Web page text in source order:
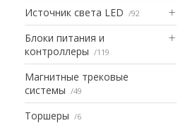
Источник света LED 92
Блоки питания и
контроллеры
119
Магнитные трековые
системы
49
Торшеры 6